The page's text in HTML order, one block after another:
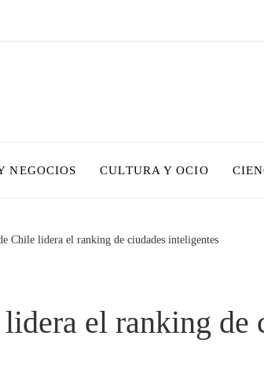
NEGOCIOS CULTURA Y OCIO
Chile lidera el ranking de ciudades inteligentes
el ranking de